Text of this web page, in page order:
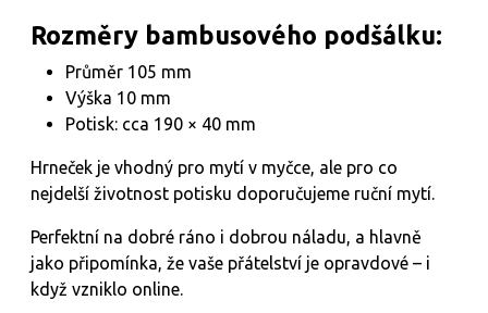
Rozměry bambusového podšálku:
Průměr 105 mm
Výška 10 mm
Potisk: cca 190 × 40 mm
Hrneček je vhodný pro mytí v myčce, ale pro co
nejdelší životnost potisku doporučujeme ruční mytí.
Perfektní na dobré ráno i dobrou náladu, a hlavně
jako připomínka, že vaše přátelství je opravdové – i
když vzniklo online.